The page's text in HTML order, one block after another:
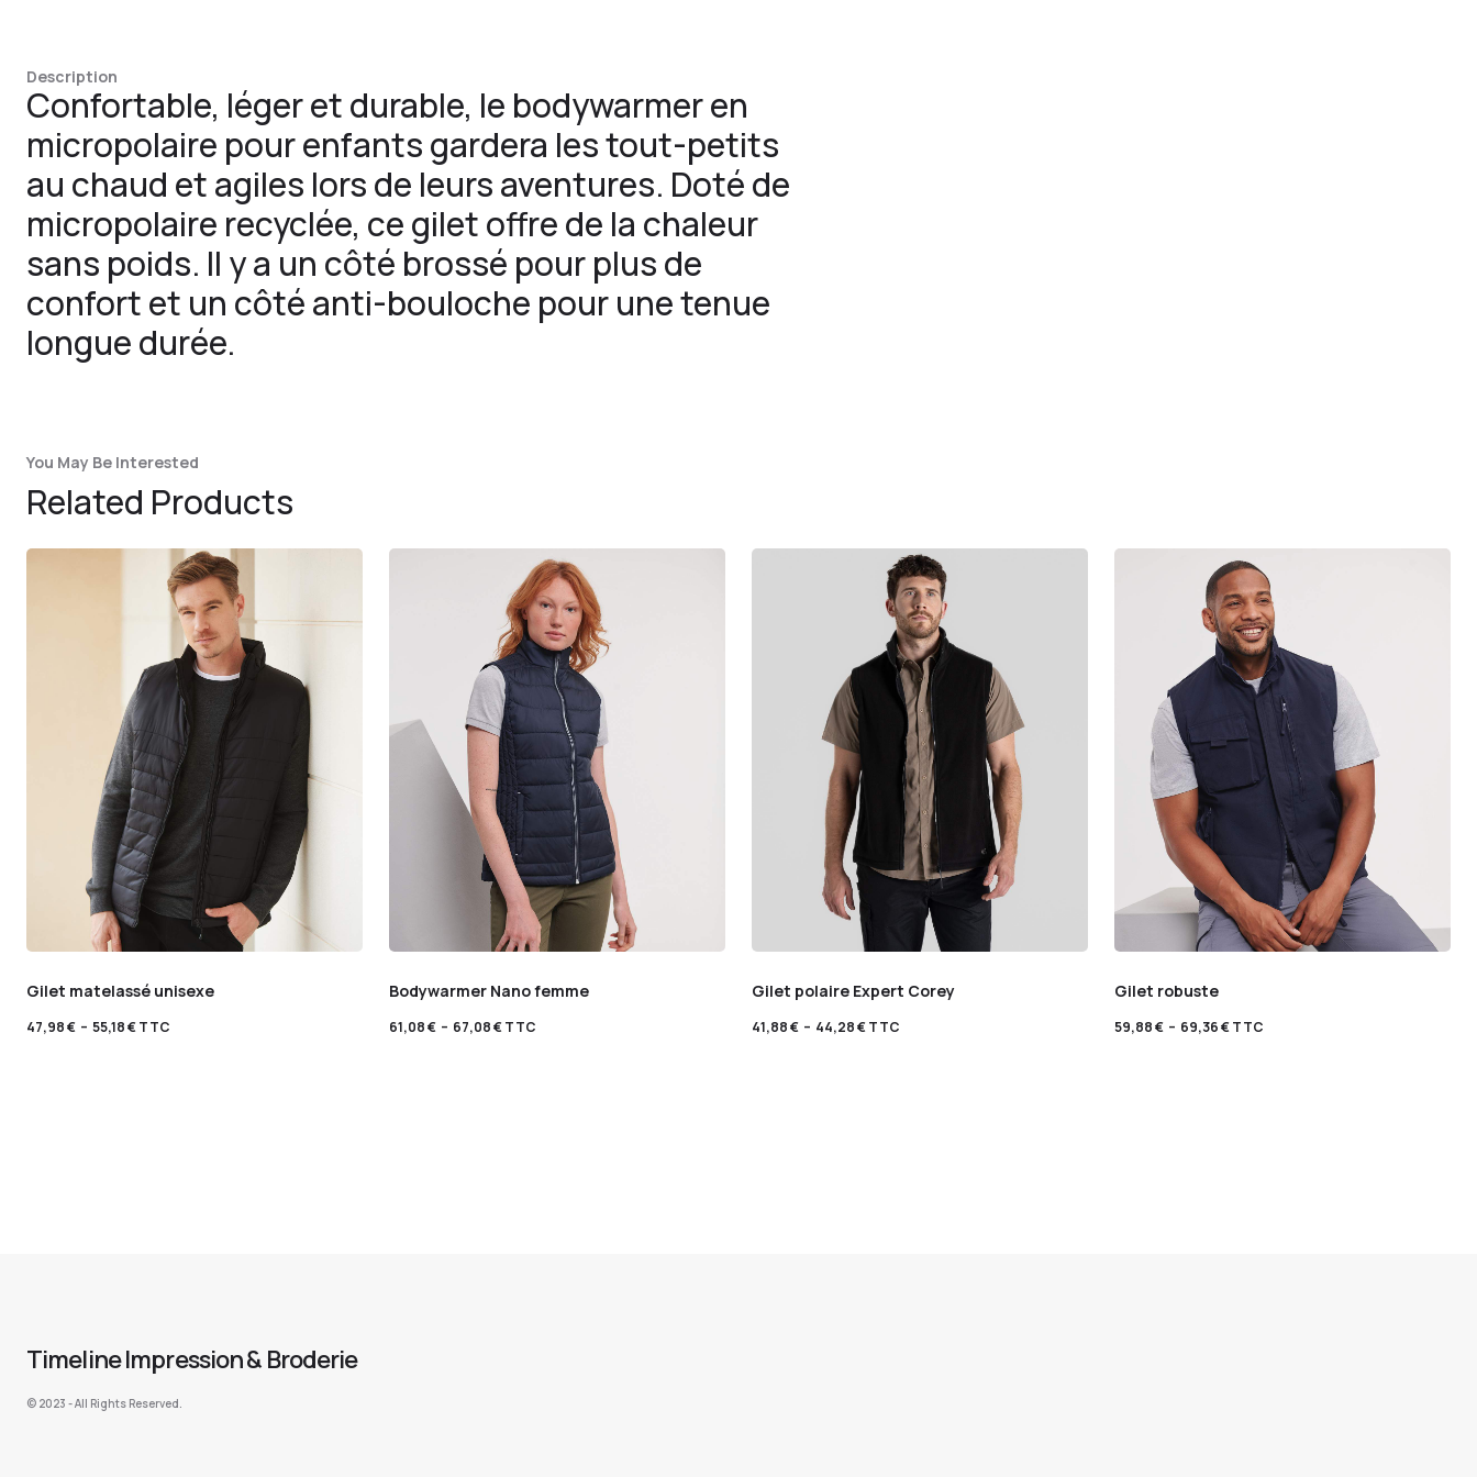
Description
Confortable, léger et durable, le bodywarmer en
micropolaire pour enfants gardera les tout-petits
au chaud et agiles lors de leurs aventures. Doté de
micropolaire recyclée, ce gilet offre de la chaleur
sans poids. Il y a un côté brossé pour plus de
confort et un côté anti-bouloche pour une tenue
longue durée.
You May Be Interested
Related Products
Gilet matelassé unisexe
47,98€ – 55,18€TTC
Bodywarmer Nano femme
61,08€ – 67,08€TTC
Gilet polaire Expert Corey
41,88€ – 44,28€TTC
Gilet robuste
59,88€ – 69,36€TTC
Timeline Impression & Broderie
©️ 2023 - All Rights Reserved.